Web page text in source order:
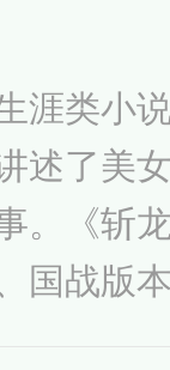
营，步
个溺
起伏、
三十六
里行间
涯类小
述了美
。《斩
国战版